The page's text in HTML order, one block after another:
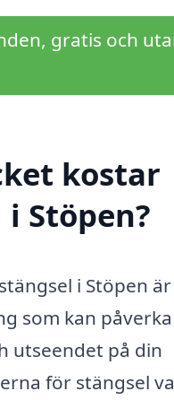
gratis och
kostar
Stöpen?
i Stöpen
som kan
utseendet på din
för stängsel